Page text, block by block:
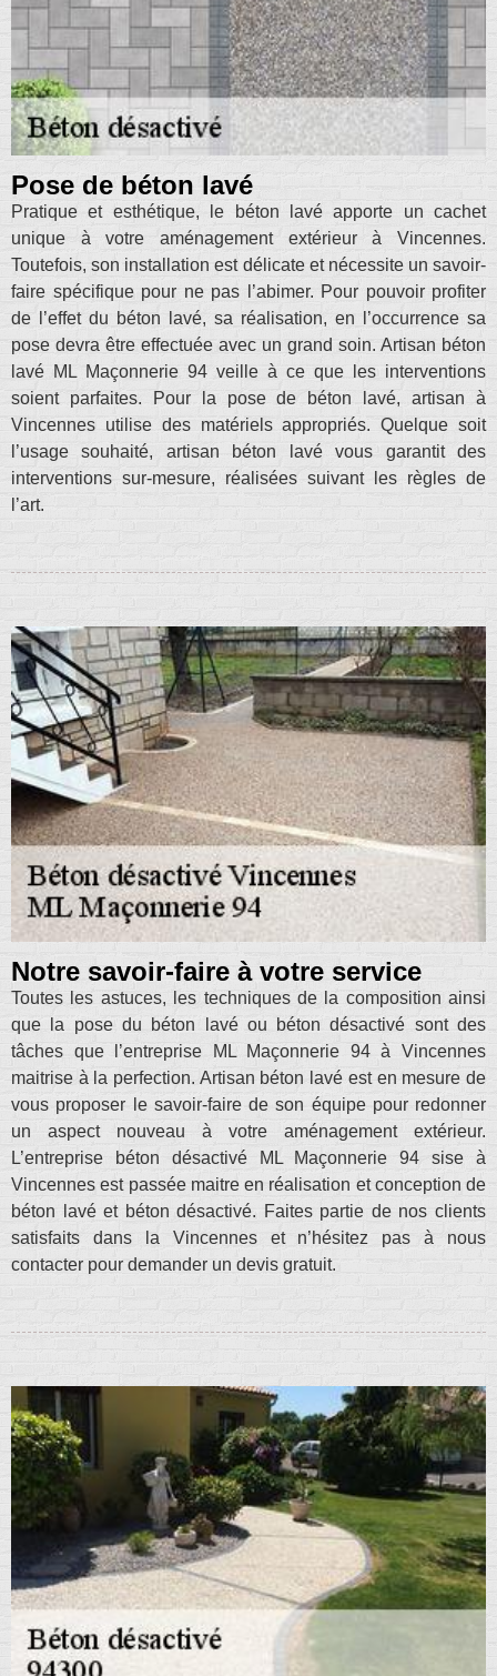
Pose de béton lavé
Pratique et esthétique, le béton lavé apporte un cachet
unique à votre aménagement extérieur à Vincennes.
Toutefois, son installation est délicate et nécessite un savoir-
faire spécifique pour ne pas l’abimer. Pour pouvoir profiter
de l’effet du béton lavé, sa réalisation, en l’occurrence sa
pose devra être effectuée avec un grand soin. Artisan béton
lavé ML Maçonnerie 94 veille à ce que les interventions
soient parfaites. Pour la pose de béton lavé, artisan à
Vincennes utilise des matériels appropriés. Quelque soit
l’usage souhaité, artisan béton lavé vous garantit des
interventions sur-mesure, réalisées suivant les règles de
l’art.
Notre savoir-faire à votre service
Toutes les astuces, les techniques de la composition ainsi
que la pose du béton lavé ou béton désactivé sont des
tâches que l’entreprise ML Maçonnerie 94 à Vincennes
maitrise à la perfection. Artisan béton lavé est en mesure de
vous proposer le savoir-faire de son équipe pour redonner
un aspect nouveau à votre aménagement extérieur.
L’entreprise béton désactivé ML Maçonnerie 94 sise à
Vincennes est passée maitre en réalisation et conception de
béton lavé et béton désactivé. Faites partie de nos clients
satisfaits dans la Vincennes et n’hésitez pas à nous
contacter pour demander un devis gratuit.